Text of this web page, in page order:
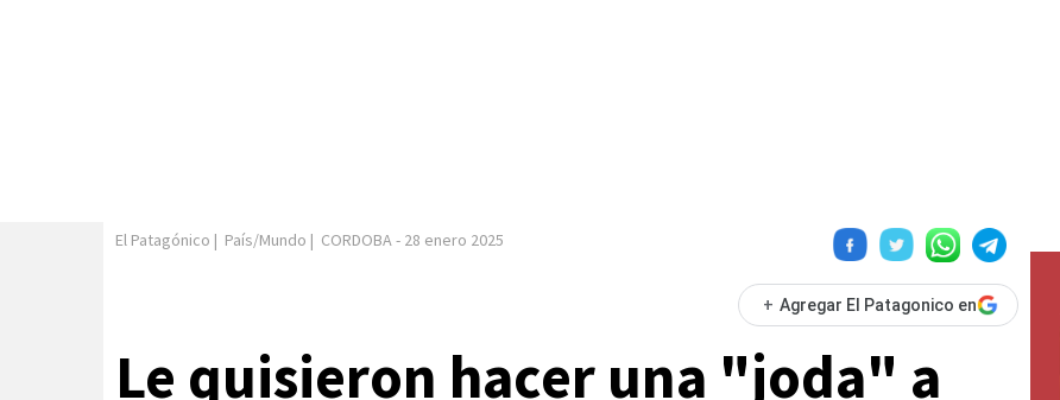
El Patagónico | País/Mundo | CORDOBA- 28 enero 2025
+ Agregar El Patagonico en
Le quisieron hacer una "joda" a